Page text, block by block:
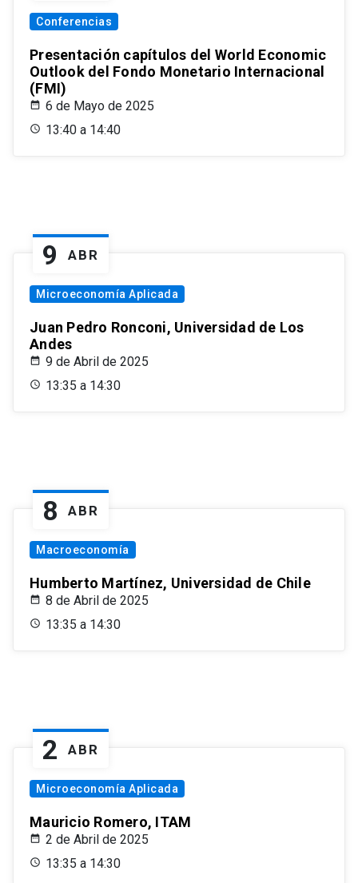
Conferencias
Presentación capítulos del World Economic
Outlook del Fondo Monetario Internacional
(FMI)
6 de Mayo de 2025
13:40 a 14:40
9 ABR
Microeconomía Aplicada
Juan Pedro Ronconi, Universidad de Los
Andes
9 de Abril de 2025
13:35 a 14:30
8 ABR
Macroeconomía
Humberto Martínez, Universidad de Chile
8 de Abril de 2025
13:35 a 14:30
2 ABR
Microeconomía Aplicada
Mauricio Romero, ITAM
2 de Abril de 2025
13:35 a 14:30